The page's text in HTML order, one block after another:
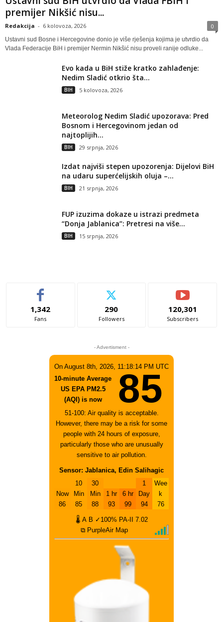
premijer Nikšić nisu...
Redakcija - 6 kolovoza, 2026 0
Ustavni sud Bosne i Hercegovine donio je više rješenja kojima je utvrdio da
Vlada Federacije BiH i premijer Nermin Nikšić nisu proveli ranije odluke...
Evo kada u BiH stiže kratko zahlađenje:
Nedim Sladić otkrio šta...
BIH 5 kolovoza, 2026
Meteorolog Nedim Sladić upozorava: Pred
Bosnom i Hercegovinom jedan od
najtoplijih...
BIH 29 srpnja, 2026
Izdat najviši stepen upozorenja: Dijelovi BiH
na udaru superćelijskih oluja –...
BIH 21 srpnja, 2026
FUP izuzima dokaze u istrazi predmeta
“Donja Jablanica”: Pretresi na više...
BIH 15 srpnja, 2026
1,342
Fans
290
Followers
120,301
Subscribers
- Advertisment -
On August 8th, 2026, 11:18:14 PM UTC
10-minute Average
US EPA PM2.5
(AQI) is now
85
51-100: Air quality is acceptable.
However, there may be a risk for some
people with 24 hours of exposure,
particularly those who are unusually
sensitive to air pollution.
Sensor: Jablanica, Edin Salihagic
Now
86
10
Min
85
30
Min
88
1 hr
93
6 hr
99
1
Day
94
Wee
k
76
🌡 A B ✓100% PA-II
7.02
⧉ PurpleAir Map